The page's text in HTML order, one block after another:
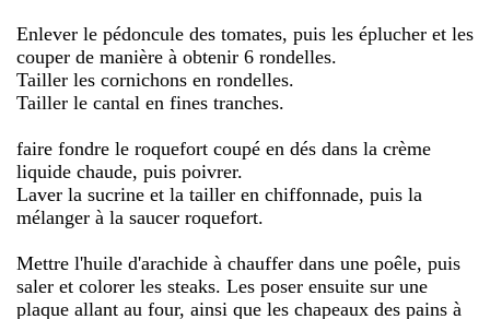
Enlever le pédoncule des tomates, puis les éplucher et les
couper de manière à obtenir 6 rondelles.
Tailler les cornichons en rondelles.
Tailler le cantal en fines tranches.
faire fondre le roquefort coupé en dés dans la crème
liquide chaude, puis poivrer.
Laver la sucrine et la tailler en chiffonnade, puis la
mélanger à la saucer roquefort.
Mettre l'huile d'arachide à chauffer dans une poêle, puis
saler et colorer les steaks. Les poser ensuite sur une
plaque allant au four, ainsi que les chapeaux des pains à